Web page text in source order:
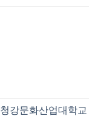
청강문화산업대학교